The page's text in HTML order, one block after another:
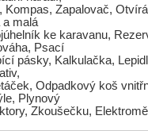
Kompas, Zapalovač,
a malá
ke karavanu,
Psací
pásky, Kalkulačka,
Odpadkový koš
Plynový
Zkoušečku,